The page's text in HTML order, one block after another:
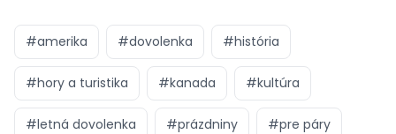
#amerika #dovolenka #história
#hory a turistika #kanada #kultúra
#letná dovolenka #prázdniny #pre páry